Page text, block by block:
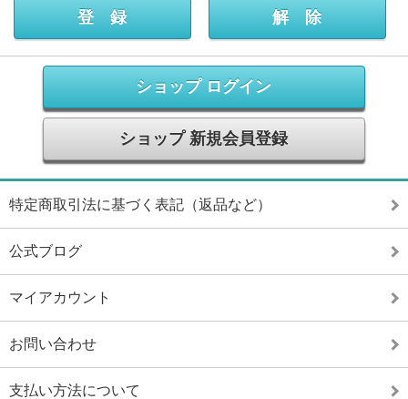
ショップ ログイン
ショップ 新規会員登録
特定商取引法に基づく表記（返品など）
公式ブログ
マイアカウント
お問い合わせ
支払い方法について